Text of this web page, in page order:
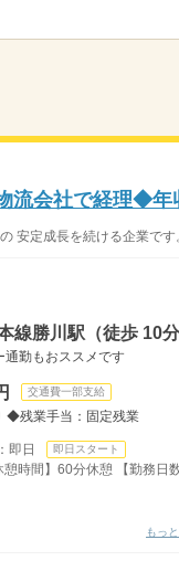
流会社で経理◆
安定成長を続ける企業で
線勝川駅（徒歩 10分
通勤もおススメです
交通費一部支給
残業手当：固定残業
日 即日スタート
時間】60分休憩 【勤務日
もっ